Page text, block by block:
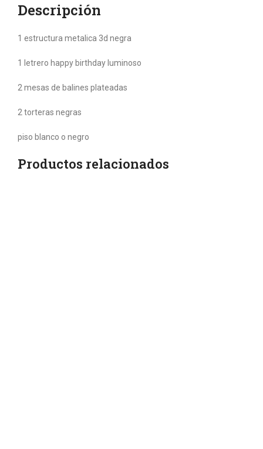
Descripción
1 estructura metalica 3d negra
1 letrero happy birthday luminoso
2 mesas de balines plateadas
2 torteras negras
piso blanco o negro
Productos relacionados